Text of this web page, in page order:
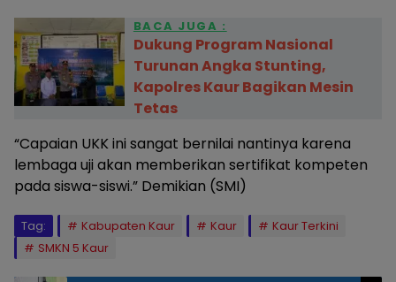
BACA JUGA :
Dukung Program Nasional
Turunan Angka Stunting,
Kapolres Kaur Bagikan Mesin
Tetas
“Capaian UKK ini sangat bernilai nantinya karena
lembaga uji akan memberikan sertifikat kompeten
pada siswa-siswi.” Demikian (SMI)
Tag: Kabupaten Kaur Kaur
Kaur Terkini
SMKN 5 Kaur